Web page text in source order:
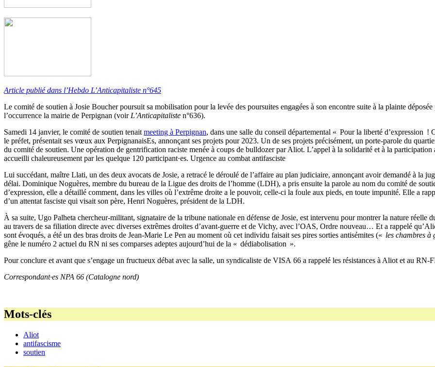
Article publié dans l’Hebdo L’Anticapitaliste n°645
Le comité de soutien à Josie Boucher poursuit sa mobilisation pour la levée des poursuites engagées à son encontre suite à la plainte
l’occurrence la mairie de Perpignan (voir L’Anticapitaliste n°636).
Samedi 14 janvier, le comité de soutien tenait meeting à Perpignan, dans une salle du conseil départemental « Pour la liberté d’expression
le préfet, présentait ses vœux aux PerpignanaisEs, annonçant ses projets pour 2023. Un de ses projets précisément, un porte-parole du
du comité de soutien. Une opération de gentrification raciste menée à coups de bulldozer par Aliot. L’appel à la solidarité et à la participation
accueilli chaleureusement par les quelque 120 participant·es. Urgence au combat antifasciste
Lui succédant, maître Llati, un des deux avocats de Josie, a retracé le déroulé de l’affaire au plan judiciaire, annonçant avoir demandé à la
délai. Dominique Noguères, membre du bureau de la Ligue des droits de l’homme (LDH), a pris ensuite la parole au nom du comité de
d’expression, elle a détaillé comment, dans les villes où l’extrême droite a le pouvoir, celle-ci la foule aux pieds, en toute impunité. Elle a
d’un attentat fasciste qui visait son père, Henri Noguères, président de la LDH.
À sa suite, Ugo Palheta chercheur-militant, signataire de la tribune nationale en défense de Josie, est intervenu pour montrer la nature
au travers de sa filiation directe avec diverses extrêmes droites d’avant-guerre et de Vichy, avec l’OAS, Ordre nouveau… Et a rappelé
sont évoqués, a été un des bras droits de Jean-Marie Le Pen au moment où cet individu faisait ses pires sorties antisémites (« les chambres à
gêne le numéro 2 actuel du RN ni ses comparses adeptes aujourd’hui de la « dédiabolisation ».
Pour conclure et avant que s’engage un fructueux débat avec la salle, un syndicaliste de VISA 66 a rappelé les résistances à Aliot et au
Correspondant·es NPA 66 (Catalogne nord)
Mots-clés
Aliot
antifascisme
soutien